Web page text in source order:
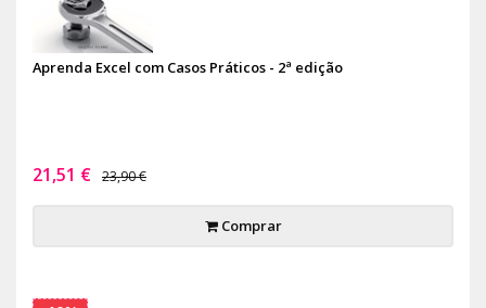
Aprenda Excel com Casos Práticos - 2ª edição
21,51 € 23,90 €
Comprar